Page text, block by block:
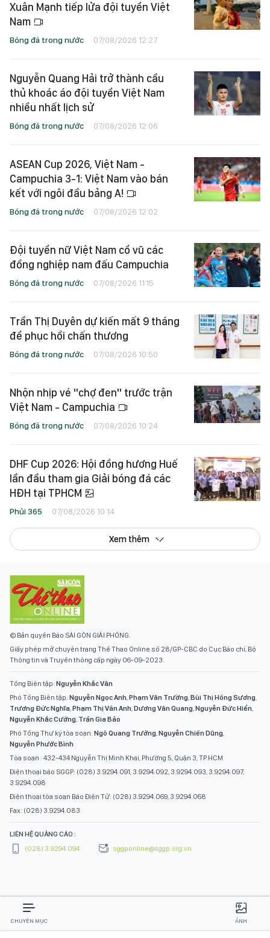
Xuân Mạnh tiếp lửa đội tuyển Việt
Nam
Bóng đá trong nước 07/08/2026 12:27
Nguyễn Quang Hải trở thành cầu
thủ khoác áo đội tuyển Việt Nam
nhiều nhất lịch sử
Bóng đá trong nước 07/08/2026 12:06
ASEAN Cup 2026, Việt Nam -
Campuchia 3-1: Việt Nam vào bán
kết với ngôi đầu bảng A!
Bóng đá trong nước 07/08/2026 12:02
Đội tuyển nữ Việt Nam cổ vũ các
đồng nghiệp nam đấu Campuchia
Bóng đá trong nước 07/08/2026 11:15
Trần Thị Duyên dự kiến mất 9 tháng
để phục hồi chấn thương
Bóng đá trong nước 07/08/2026 10:50
Nhộn nhịp vé "chợ đen" trước trận
Việt Nam - Campuchia
Bóng đá trong nước 07/08/2026 10:24
DHF Cup 2026: Hội đồng hương Huế
lần đầu tham gia Giải bóng đá các
HĐH tại TPHCM
Phủi 365 07/08/2026 10:14
Xem thêm
© Bản quyền Báo SÀI GÒN GIẢI PHÓNG.
Giấy phép mở chuyên trang Thể Thao Online số 28/GP-CBC do Cục Báo chí, Bộ
Thông tin và Truyền thông cấp ngày 06-09-2023.
Tổng Biên tập: Nguyễn Khắc Văn
Phó Tổng Biên tập: Nguyễn Ngọc Anh,Phạm Văn Trường,Bùi Thị Hồng Sương,
Trương Đức Nghĩa,Phạm Thị Vân Anh,Dương Văn Quang,Nguyễn Đức Hiển,
Nguyễn Khắc Cường, Trần Gia Bảo
Phó Tổng Thư ký tòa soạn: Ngô Quang Trưởng,Nguyễn Chiến Dũng,
Nguyễn Phước Bình
Tòa soạn : 432-434 Nguyễn Thị Minh Khai, Phường 5, Quận 3, TP.HCM
Điện thoại báo SGGP: (028) 3.9294.091, 3.9294.092, 3.9294.093, 3.9294.097,
3.9294.098
Điện thoại tòa soạn Báo Điện Tử: (028) 3.9294.069, 3.9294.068
Fax: (028) 3.9294.083
LIÊN HỆ QUẢNG CÁO :
(028) 3.9294.094
sggponline@sggp.org.vn
CHUYÊN MỤC ẢNH